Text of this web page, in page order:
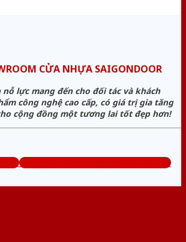
CỬA NHỰA SAIGONDOOR
nỗ lực mang đến cho đối tác và khách
công nghệ cao cấp, có giá trị gia tăng
cộng đồng một tương lai tốt đẹp hơn!
Tổng đài tư vấn miễn phí: 0824.400.400